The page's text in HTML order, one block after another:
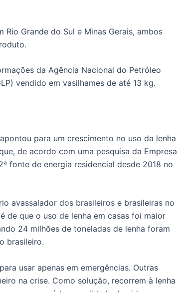
Grande do Sul e Minas Gerais, ambos
da Agência Nacional do Petróleo
vendido em vasilhames de até 13 kg.
para um crescimento no uso da lenha
de acordo com uma pesquisa da Empresa
fonte de energia residencial desde 2018 no
avassalador dos brasileiros e brasileiras no
de que o uso de lenha em casas foi maior
24 milhões de toneladas de lenha foram
brasileiro.
usar apenas em emergências. Outras
na crise. Como solução, recorrem à lenha